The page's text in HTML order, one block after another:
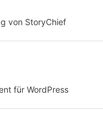
von StoryChief
für WordPress